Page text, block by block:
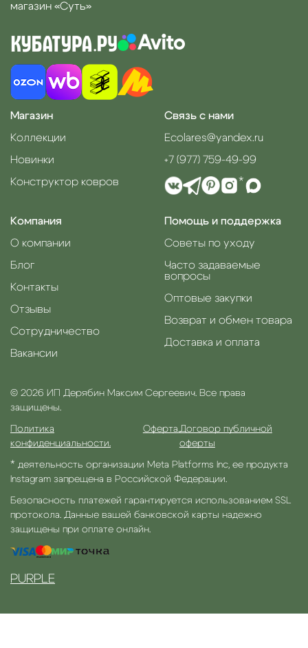
магазин «Суть»
Магазин
Коллекции
Новинки
Конструктор ковров
Компания
О компании
Блог
Контакты
Отзывы
Сотрудничество
Вакансии
Помощь и поддержка
Советы по уходу
Часто задаваемые
вопросы
Оптовые закупки
Возврат и обмен товара
Доставка и оплата
Связь с нами
Ecolares@yandex.ru
+7 (977) 759-49-99
*
© 2026 ИП Дерябин Максим Сергеевич. Все права
защищены.
Политика
конфиденциальности.
Оферта.Договор публичной
оферты
* деятельность организации Meta Platforms Inc, ее продукта
Instagram запрещена в Российской Федерации.
Безопасность платежей гарантируется использованием SSL
протокола. Данные вашей банковской карты надежно
защищены при оплате онлайн.
PURPLE